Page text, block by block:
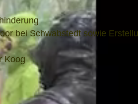
bei Schwabstedt sowie
Koog